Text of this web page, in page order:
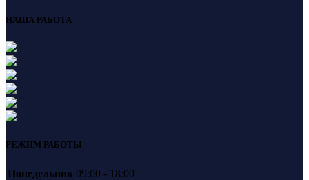
НАША РАБОТА
РЕЖИМ РАБОТЫ
Понедельник 09:00 - 18:00